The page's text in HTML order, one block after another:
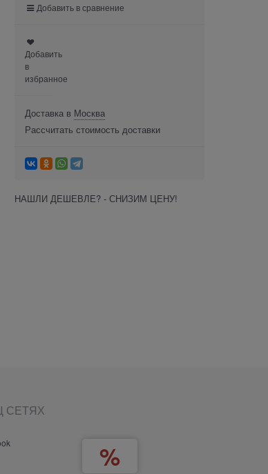
Добавить в сравнение
Добавить
в
избранное
Доставка в Москва
Рассчитать стоимость доставки
НАШЛИ ДЕШЕВЛЕ? - СНИЗИМ ЦЕНУ!
СЕТЯХ